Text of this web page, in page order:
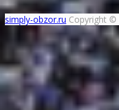
simply-obzor.ru Copyright ©